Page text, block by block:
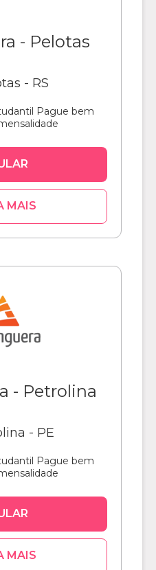
- Pelotas
- RS
Pague bem
MAIS
- Petrolina
- PE
Pague bem
MAIS